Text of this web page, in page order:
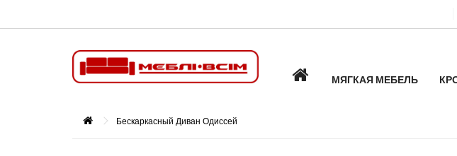
МЯГКАЯ МЕБЕЛЬ
Бескаркасный Диван Одиссей